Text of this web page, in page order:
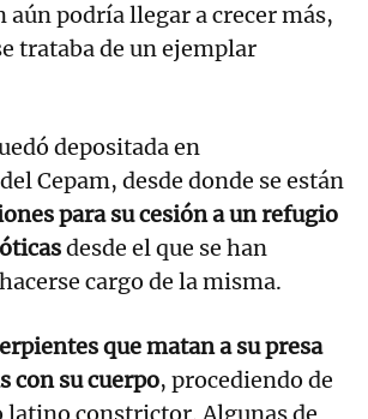
aún podría llegar a crecer más,
trataba de un ejemplar
depositada en
Cepam, desde donde se están
para su cesión a un refugio
desde el que se han
cargo de la misma.
que matan a su presa
con su cuerpo, procediendo de